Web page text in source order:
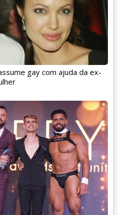
gay com ajuda da ex-